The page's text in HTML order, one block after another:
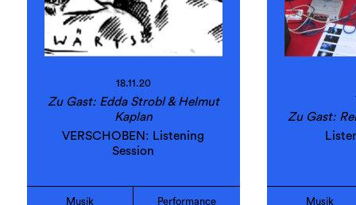
18.11.20
Zu Gast: Edda Strobl & Helmut
Kaplan
VERSCHOBEN: Listening
Session
Musik Performance
Zu Gast:
Musik